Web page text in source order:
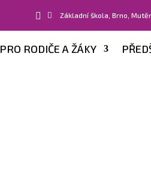
  Základní škola, Brno,
PRO RODIČE A ŽÁKY